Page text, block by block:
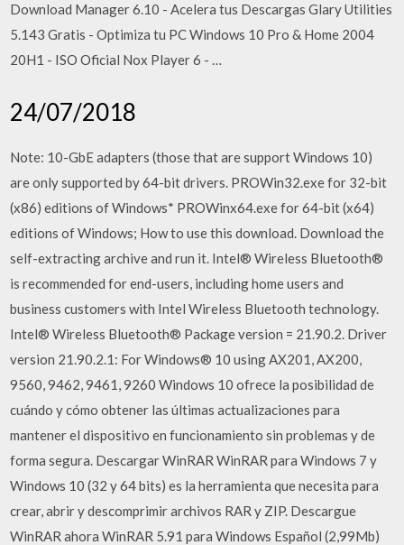
Download Manager 6.10 - Acelera tus Descargas Glary Utilities
5.143 Gratis - Optimiza tu PC Windows 10 Pro & Home 2004
20H1 - ISO Oficial Nox Player 6 - …
24/07/2018
Note: 10-GbE adapters (those that are support Windows 10)
are only supported by 64-bit drivers. PROWin32.exe for 32-bit
(x86) editions of Windows* PROWinx64.exe for 64-bit (x64)
editions of Windows; How to use this download. Download the
self-extracting archive and run it. Intel® Wireless Bluetooth®
is recommended for end-users, including home users and
business customers with Intel Wireless Bluetooth technology.
Intel® Wireless Bluetooth® Package version = 21.90.2. Driver
version 21.90.2.1: For Windows® 10 using AX201, AX200,
9560, 9462, 9461, 9260 Windows 10 ofrece la posibilidad de
cuándo y cómo obtener las últimas actualizaciones para
mantener el dispositivo en funcionamiento sin problemas y de
forma segura. Descargar WinRAR WinRAR para Windows 7 y
Windows 10 (32 y 64 bits) es la herramienta que necesita para
crear, abrir y descomprimir archivos RAR y ZIP. Descargue
WinRAR ahora WinRAR 5.91 para Windows Español (2,99Mb)